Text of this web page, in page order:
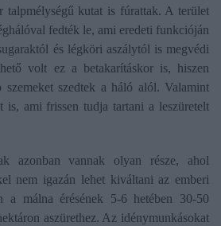
talpmélységű kutat is fúrattak. A terület
fedték le, ami eredeti funkcióján
és légköri aszálytól is megvédi
volt ez a betakarításkor is, hiszen
szemeket szedtek a háló alól. Valamint
is, ami frissen tudja tartani a leszüretelt
azonban vannak olyan része, ahol
nem igazán lehet kiváltani az emberi
a málna érésének 5-6 hetében 30-50
aszürethez. Az idénymunkásokat